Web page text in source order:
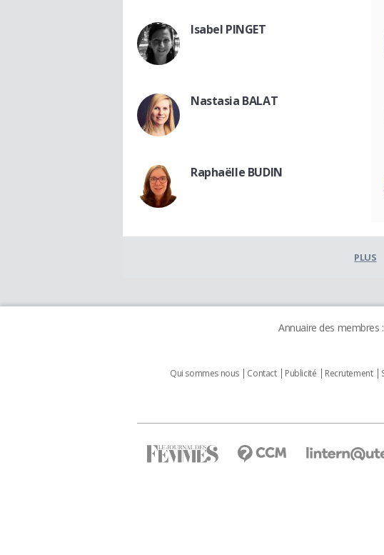
Isabel PINGET
Nastasia BALAT
Raphaëlle BUDIN
PLUS
Annuaire des membres :
Qui sommes nous Contact Publicité Recrutement